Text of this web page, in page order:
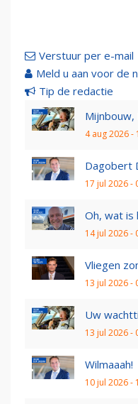
Verstuur per e-mail
Meld u aan voor de
Tip de redactie
Mijnbouw,
4 aug 2026 -
Dagobert
17 jul 2026 -
Oh, wat is
14 jul 2026 -
Vliegen
13 jul 2026 -
Uw
13 jul 2026 -
Wilmaaah!
10 jul 2026 -